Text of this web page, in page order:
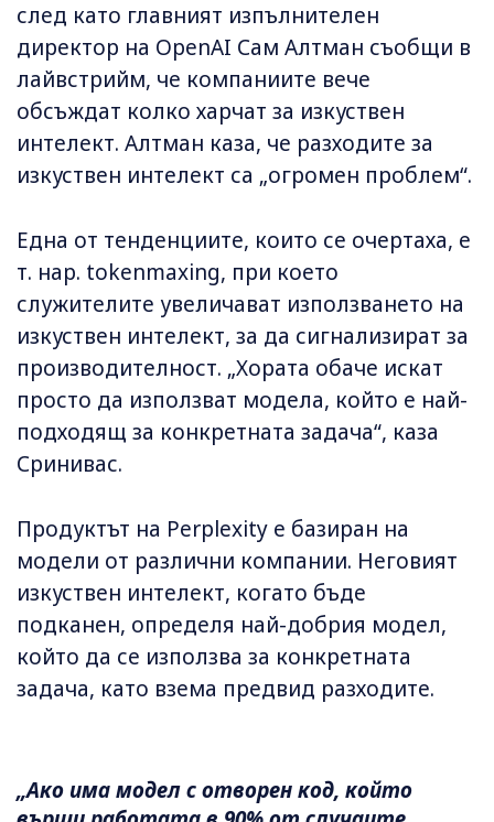
след като главният изпълнителен
директор на OpenAI Сам Алтман съобщи в
лайвстрийм, че компаниите вече
обсъждат колко харчат за изкуствен
интелект. Алтман каза, че разходите за
изкуствен интелект са „огромен проблем“.
Една от тенденциите, които се очертаха, е
т. нар. tokenmaxing, при което
служителите увеличават използването на
изкуствен интелект, за да сигнализират за
производителност. „Хората обаче искат
просто да използват модела, който е най-
подходящ за конкретната задача“, каза
Сринивас.
Продуктът на Perplexity е базиран на
модели от различни компании. Неговият
изкуствен интелект, когато бъде
подканен, определя най-добрия модел,
който да се използва за конкретната
задача, като взема предвид разходите.
„Ако има модел с отворен код, който